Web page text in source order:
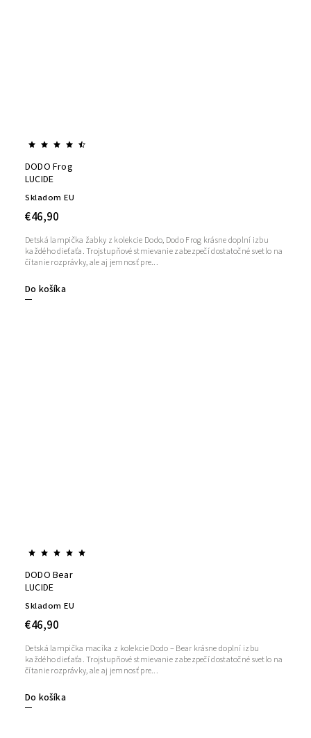
DODO Frog
LUCIDE
Skladom EU
€46,90
Do košíka
Detská lampička žabky z kolekcie Dodo, Dodo Frog krásne doplní izbu
každého dieťaťa. Trojstupňové stmievanie zabezpečí dostatočné svetlo na
čítanie rozprávky, ale aj jemnosť pre...
DODO Bear
LUCIDE
Skladom EU
€46,90
Do košíka
Detská lampička macíka z kolekcie Dodo – Bear krásne doplní izbu
každého dieťaťa. Trojstupňové stmievanie zabezpečí dostatočné svetlo na
čítanie rozprávky, ale aj jemnosť pre...